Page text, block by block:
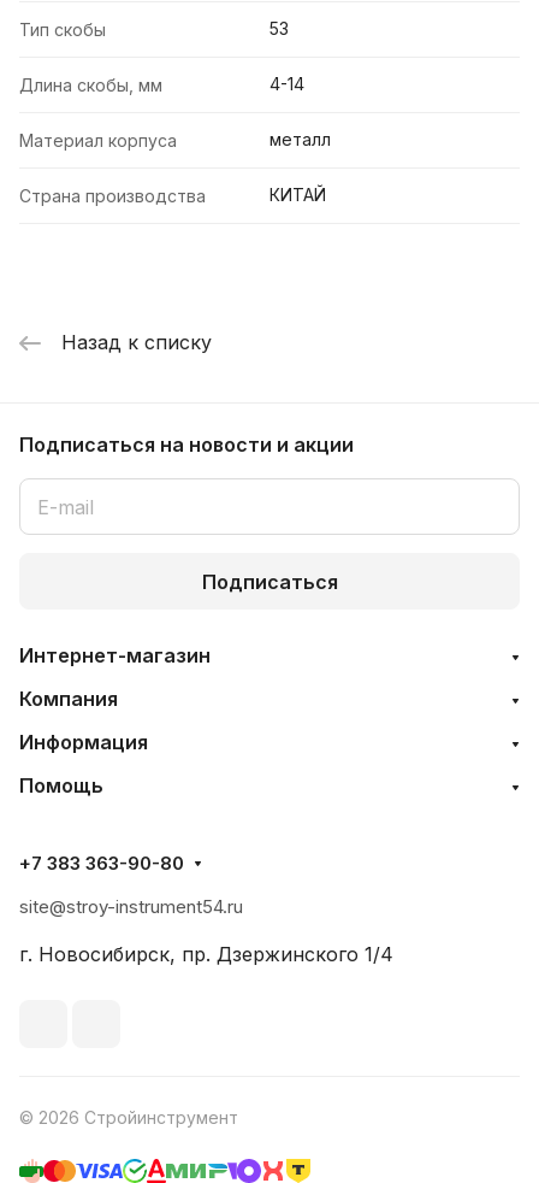
Тип скобы 53
Длина скобы, мм 4-14
Материал корпуса металл
Страна производства КИТАЙ
Назад к списку
Подписаться на новости и акции
Подписаться
Интернет-магазин
Компания
Информация
Помощь
+7 383 363-90-80
site@stroy-instrument54.ru
г. Новосибирск, пр. Дзержинского 1/4
© 2026 Стройинструмент